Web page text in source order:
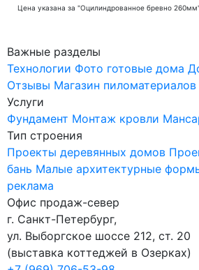
Цена указана за "Оцилиндрованное бревно
Важные разделы
Технологии Фото готовые дома
Отзывы Магазин пиломатериалов
Услуги
Фундамент Монтаж кровли
Тип строения
Проекты деревянных домов
бань Малые архитектурные
реклама
Офис продаж-север
г. Санкт-Петербург,
ул. Выборгское шоссе 212, ст. 20
(выставка коттеджей в Озерках)